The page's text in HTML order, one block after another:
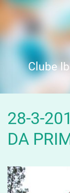
Clube
28-3-
DA